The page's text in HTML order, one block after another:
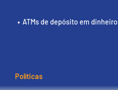
ATMs de depósito em dinheiro
Políticas